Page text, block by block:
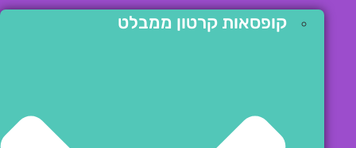
קופסאות קרטון ממבלט